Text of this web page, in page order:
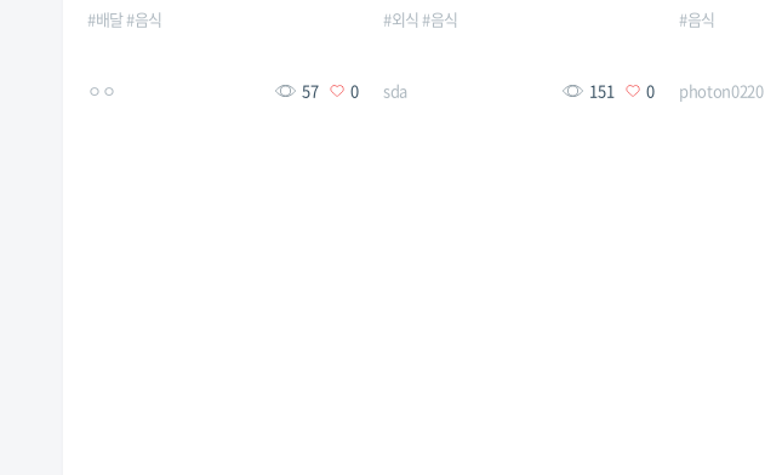
#배달#음식
ㅇㅇ 57 0
#외식 #음식
sda 151 0
#음식
photon0220